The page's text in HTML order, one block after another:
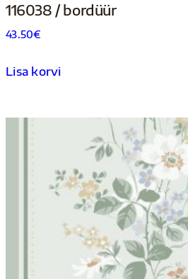
116038 / bordüür
43.50€
Lisa korvi